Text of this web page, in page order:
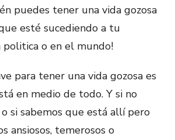
puedes tener una vida gozosa
esté sucediendo a tu
o en el mundo!
para tener una vida gozosa es
en medio de todo. Y si no
si sabemos que está allí pero
ansiosos, temerosos o